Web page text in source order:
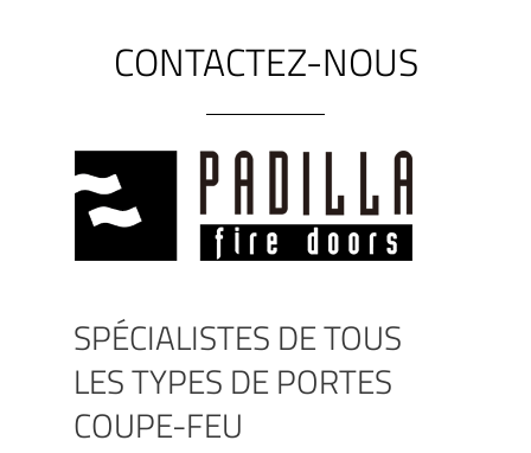
CONTACTEZ-NOUS
SPÉCIALISTES DE TOUS
LES TYPES DE PORTES
COUPE-FEU